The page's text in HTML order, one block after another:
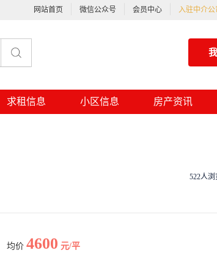
网站首页 微信公众号 会员中心 入驻中介公
求租信息 小区信息 房产资讯
522人浏
均价 4600 元/平